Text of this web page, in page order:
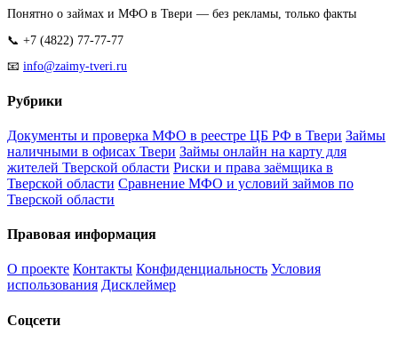
Понятно о займах и МФО в Твери — без рекламы, только факты
📞 +7 (4822) 77-77-77
📧 info@zaimy-tveri.ru
Рубрики
Документы и проверка МФО в реестре ЦБ РФ в Твери Займы
наличными в офисах Твери Займы онлайн на карту для
жителей Тверской области Риски и права заёмщика в
Тверской области Сравнение МФО и условий займов по
Тверской области
Правовая информация
О проекте Контакты Конфиденциальность Условия
использования Дисклеймер
Соцсети